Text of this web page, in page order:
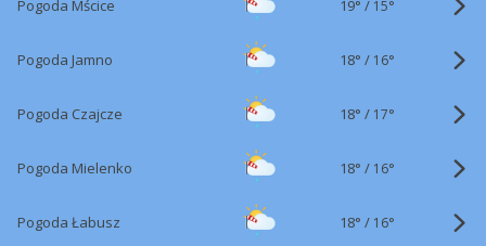
Pogoda Mścice 19° / 15°
Pogoda Jamno 18° / 16°
Pogoda Czajcze 18° / 17°
Pogoda Mielenko 18° / 16°
Pogoda Łabusz 18° / 16°